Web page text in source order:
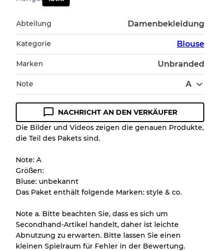
Abteilung Damenbekleidung
Kategorie Blouse
Marken Unbranded
Note A
Zustandsrichtlinie
Alle Produkte enthalten eine Qualitätsstufe,
jedes Artikels vor dem Kauf nachvollziehen
können.
Es gibt eine Fehlermarge von bis zu
Unser 3-Stufen-System
NACHRICHT AN DEN VERKÄUFER
Die Bilder und Videos zeigen die genauen Produkte,
die Teil des Pakets sind.
Note: A
Größen:
Bluse: unbekannt
Das Paket enthält folgende Marken: style & co.
Note a. Bitte beachten Sie, dass es sich um
Secondhand-Artikel handelt, daher ist leichte
Abnutzung zu erwarten. Bitte lassen Sie einen
kleinen Spielraum für Fehler in der Bewertung.